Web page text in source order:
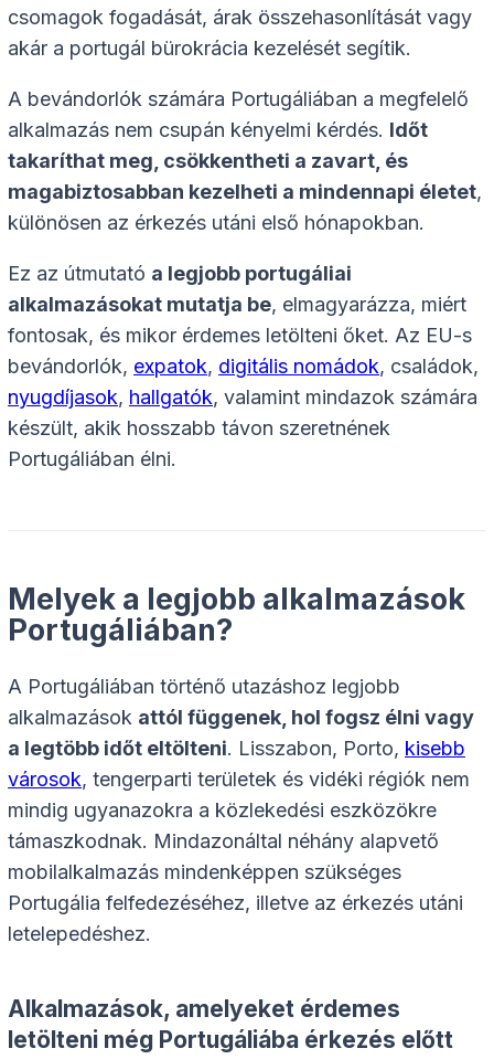
csomagok fogadását, árak összehasonlítását vagy
akár a portugál bürokrácia kezelését segítik.
A bevándorlók számára Portugáliában a megfelelő
alkalmazás nem csupán kényelmi kérdés. Időt
takaríthat meg, csökkentheti a zavart, és
magabiztosabban kezelheti a mindennapi életet,
különösen az érkezés utáni első hónapokban.
Ez az útmutató a legjobb portugáliai
alkalmazásokat mutatja be, elmagyarázza, miért
fontosak, és mikor érdemes letölteni őket. Az EU-s
bevándorlók, expatok, digitális nomádok, családok,
nyugdíjasok, hallgatók, valamint mindazok számára
készült, akik hosszabb távon szeretnének
Portugáliában élni.
Melyek a legjobb alkalmazások
Portugáliában?
A Portugáliában történő utazáshoz legjobb
alkalmazások attól függenek, hol fogsz élni vagy
a legtöbb időt eltölteni. Lisszabon, Porto, kisebb
városok, tengerparti területek és vidéki régiók nem
mindig ugyanazokra a közlekedési eszközökre
támaszkodnak. Mindazonáltal néhány alapvető
mobilalkalmazás mindenképpen szükséges
Portugália felfedezéséhez, illetve az érkezés utáni
letelepedéshez.
Alkalmazások, amelyeket érdemes
letölteni még Portugáliába érkezés előtt